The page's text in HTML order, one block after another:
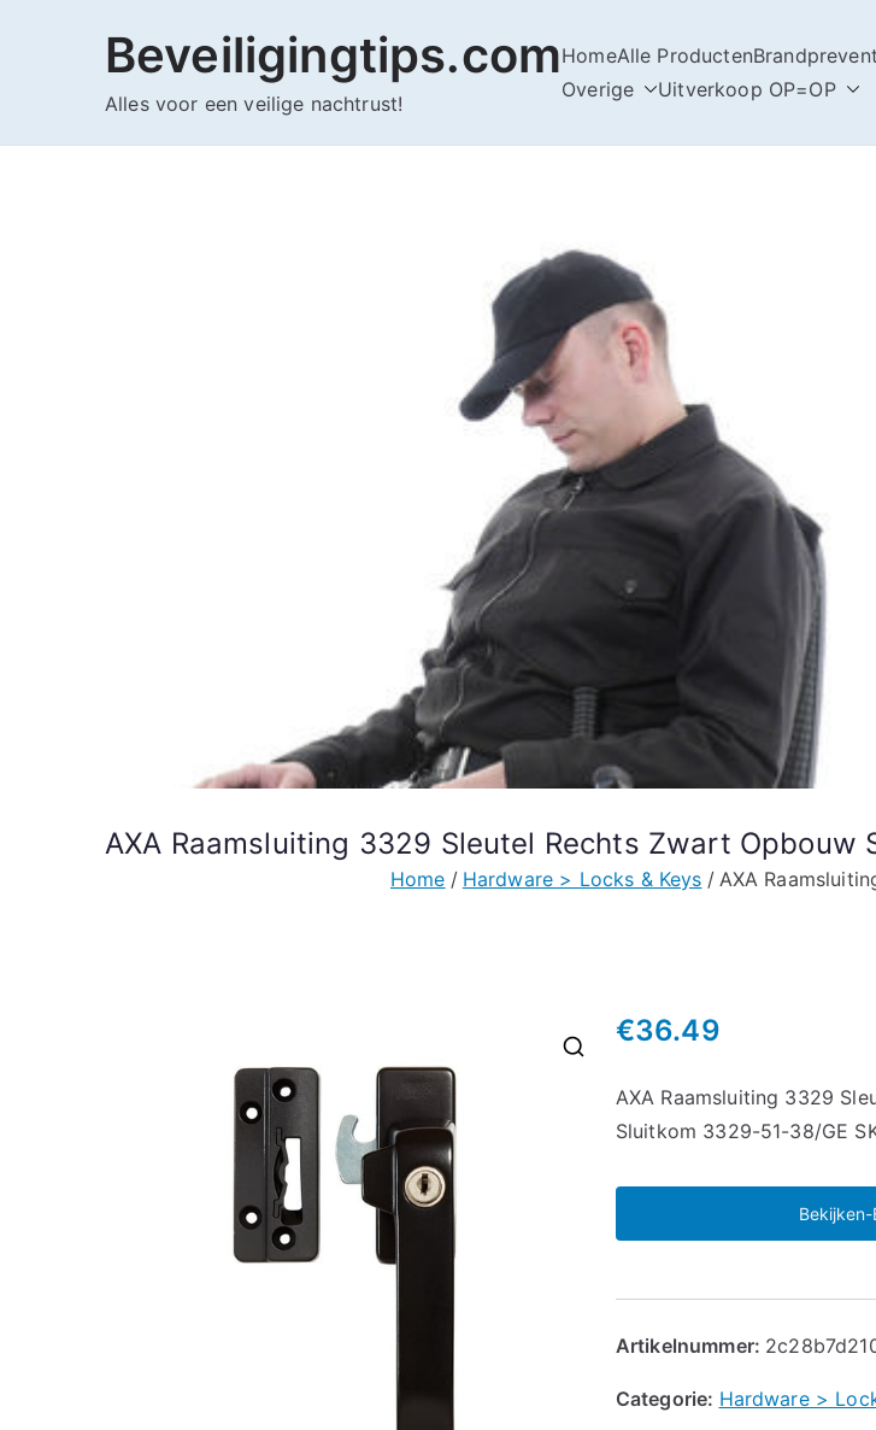
Beveiligingtips.com
Alles voor een veilige nachtrust!
HomeAlle Producten
Overige
Uitverkoop OP=OP
AXA Raamsluiting 3329 Sleutel Rechts Zwart Opbouw
Home Hardware > Locks & Keys AXA
€36.49
AXA Raamsluiting 3329
Sluitkom 3329-51-38/GE
Artikelnummer:
Categorie: Hardware >